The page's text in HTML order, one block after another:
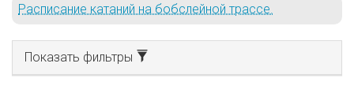
Расписание катаний на бобслейной трассе.
Показать фильтры